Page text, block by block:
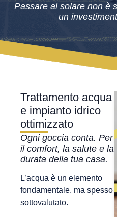
Passare al solare non è
un
Trattamento acqua
e impianto idrico
ottimizzato
Ogni goccia conta. Per
il comfort, la salute e la
durata della tua casa.
L’acqua è un elemento
fondamentale, ma spesso
sottovalutato.